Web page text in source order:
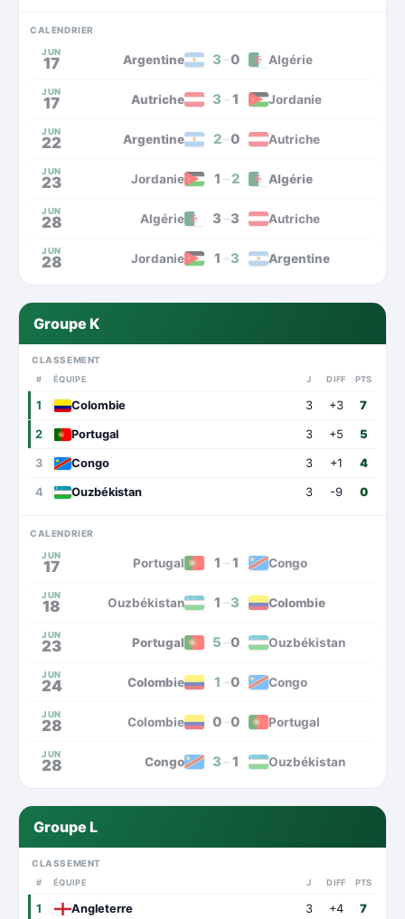
CALENDRIER
JUN
17 Argentine 3–0 Algérie
JUN
17 Autriche 3–1 Jordanie
JUN
22 Argentine 2–0 Autriche
JUN
23 Jordanie 1 –2 Algérie
JUN
28 Algérie 3–3 Autriche
JUN
28 Jordanie 1 –3 Argentine
Groupe K
CLASSEMENT
# ÉQUIPE J DIFF PTS
1 Colombie 3 +3 7
2 Portugal 3 +5 5
3 Congo 3 +1 4
4 Ouzbékistan 3 -9 0
CALENDRIER
JUN
17 Portugal 1 –1 Congo
JUN
18 Ouzbékistan 1 –3 Colombie
JUN
23 Portugal 5–0 Ouzbékistan
JUN
24 Colombie 1 –0 Congo
JUN
28 Colombie 0–0 Portugal
JUN
28 Congo 3–1 Ouzbékistan
Groupe L
CLASSEMENT
# ÉQUIPE J DIFF PTS
1 Angleterre 3 +4 7